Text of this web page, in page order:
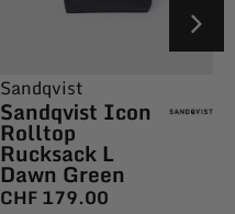
Sandqvist
Sandqvist Icon
Rolltop
Rucksack L
Dawn Green
CHF179.00